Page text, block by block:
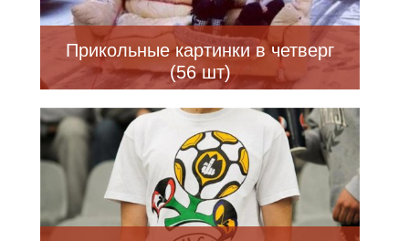
Прикольные картинки в четверг
(56 шт)